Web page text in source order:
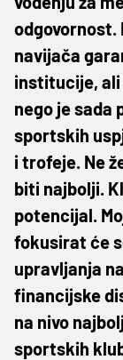
odgovornost.
navijača
institucije, ali
nego je sada
sportskih
i trofeje. Ne
biti najbolji.
potencijal.
fokusirat će
upravljanja
financijske
na nivo
sportskih